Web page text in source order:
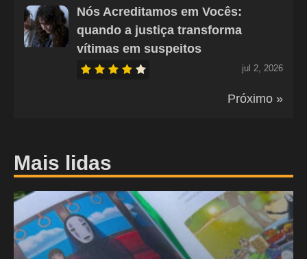
Nós Acreditamos em Vocês:
quando a justiça transforma
vítimas em suspeitos
jul 2, 2026
Próximo »
Mais lidas